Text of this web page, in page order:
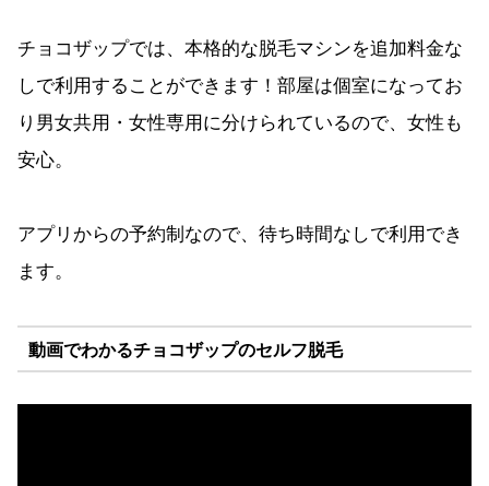
チョコザップでは、本格的な脱毛マシンを追加料金な
しで利用することができます！部屋は個室になってお
り男女共用・女性専用に分けられているので、女性も
安心。
アプリからの予約制なので、待ち時間なしで利用でき
ます。
動画でわかるチョコザップのセルフ脱毛